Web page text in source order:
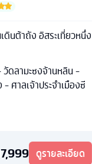
นต้าถัง อิสระเที่ยวหนึ่ง
ดลามะซงจ้านหลิน -
ศาลเจ้าประจำเมืองซี
ดูรายละเอียด